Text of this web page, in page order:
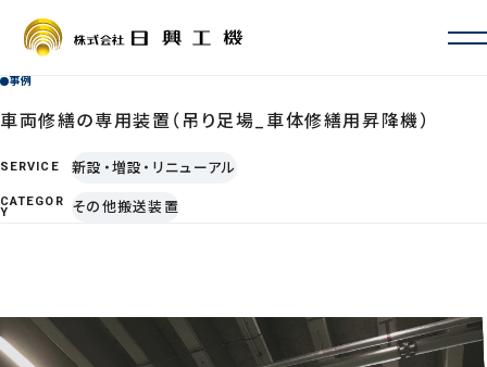
会社概要・沿革
ISO認証・許認可
拠点一覧・アクセス
修理・カスタマイズ
事例
車両修繕の専用装置（吊り足場_車体修繕用昇降機）
SERVICE 新設・増設・リニューアル
CATEGOR
Y その他搬送装置